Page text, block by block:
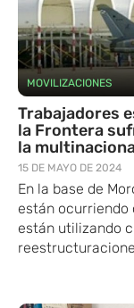
MOVILIZACIONES
Trabajadores
la Frontera
la
15 DE MAYO DE 2024
En la base de
están ocurriendo
están utilizando